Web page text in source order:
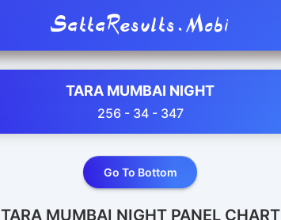
SattaResults.Mobi
TARA MUMBAI NIGHT
256 - 34 - 347
Go To Bottom
TARA MUMBAI NIGHT PANEL CHART